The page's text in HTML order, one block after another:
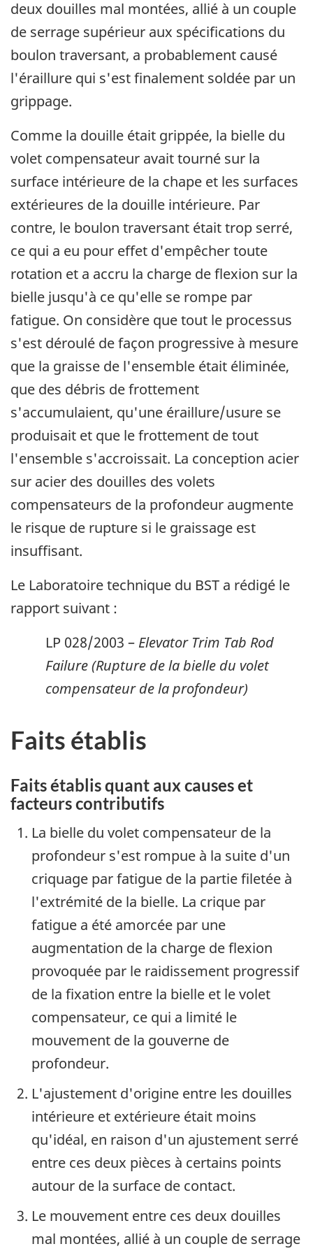
deux douilles mal montées, allié à un couple
de serrage supérieur aux spécifications du
boulon traversant, a probablement causé
l'éraillure qui s'est finalement soldée par un
grippage.
Comme la douille était grippée, la bielle du
volet compensateur avait tourné sur la
surface intérieure de la chape et les surfaces
extérieures de la douille intérieure. Par
contre, le boulon traversant était trop serré,
ce qui a eu pour effet d'empêcher toute
rotation et a accru la charge de flexion sur la
bielle jusqu'à ce qu'elle se rompe par
fatigue. On considère que tout le processus
s'est déroulé de façon progressive à mesure
que la graisse de l'ensemble était éliminée,
que des débris de frottement
s'accumulaient, qu'une éraillure/usure se
produisait et que le frottement de tout
l'ensemble s'accroissait. La conception acier
sur acier des douilles des volets
compensateurs de la profondeur augmente
le risque de rupture si le graissage est
insuffisant.
Le Laboratoire technique du BST a rédigé le
rapport suivant :
LP 028/2003 – Elevator Trim Tab Rod
Failure (Rupture de la bielle du volet
compensateur de la profondeur)
Faits établis
Faits établis quant aux causes et
facteurs contributifs
La bielle du volet compensateur de la
profondeur s'est rompue à la suite d'un
criquage par fatigue de la partie filetée à
l'extrémité de la bielle. La crique par
fatigue a été amorcée par une
augmentation de la charge de flexion
provoquée par le raidissement progressif
de la fixation entre la bielle et le volet
compensateur, ce qui a limité le
mouvement de la gouverne de
profondeur.
L'ajustement d'origine entre les douilles
intérieure et extérieure était moins
qu'idéal, en raison d'un ajustement serré
entre ces deux pièces à certains points
autour de la surface de contact.
Le mouvement entre ces deux douilles
mal montées, allié à un couple de serrage